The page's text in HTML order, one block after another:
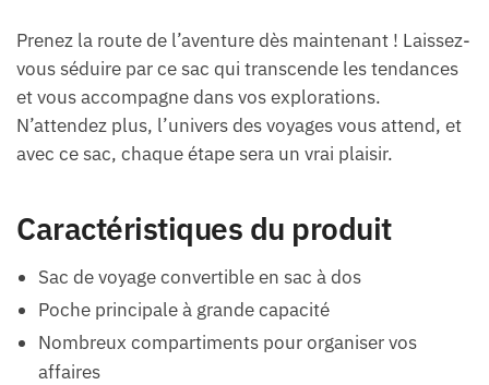
Prenez la route de l’aventure dès maintenant ! Laissez-
vous séduire par ce sac qui transcende les tendances
et vous accompagne dans vos explorations.
N’attendez plus, l’univers des voyages vous attend, et
avec ce sac, chaque étape sera un vrai plaisir.
Caractéristiques du produit
Sac de voyage convertible en sac à dos
Poche principale à grande capacité
Nombreux compartiments pour organiser vos
affaires